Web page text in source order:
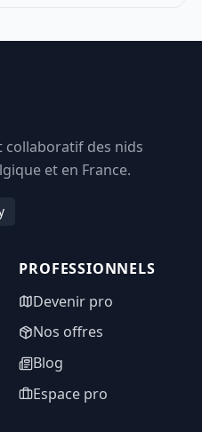
collaboratif des nids
et en France.
PROFESSIONNELS
Devenir pro
Nos offres
Blog
Espace pro